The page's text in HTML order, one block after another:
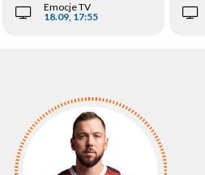
Emocje TV
18.09, 17:55